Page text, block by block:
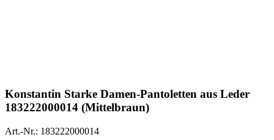
Konstantin Starke Damen-Pantoletten aus Leder
183222000014 (Mittelbraun)
Art.-Nr.: 183222000014